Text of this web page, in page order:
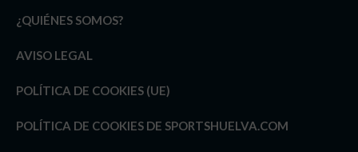
¿QUIÉNES SOMOS?
AVISO LEGAL
POLÍTICA DE COOKIES (UE)
POLÍTICA DE COOKIES DE SPORTSHUELVA.COM